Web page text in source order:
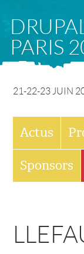
au
PARIS
21-22-23 JUIN
M
E
N
P
Actus
Sponsors